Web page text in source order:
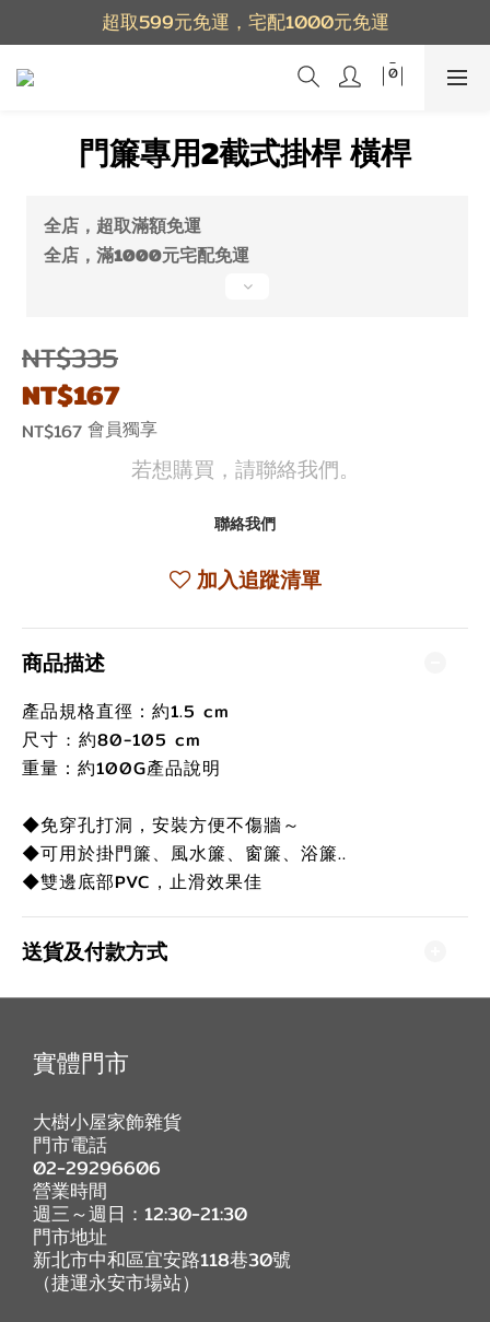
超取599元免運，宅配1000元免運
門簾專用2截式掛桿 橫桿
全店，超取滿額免運
全店，滿1000元宅配免運
NT$335
NT$167
NT$167 會員獨享
若想購買，請聯絡我們。
聯絡我們
加入追蹤清單
商品描述
產品規格直徑：約1.5 cm
尺寸 : 約80-105 cm
重量：約100G產品說明
◆免穿孔打洞，安裝方便不傷牆～
◆可用於掛門簾、風水簾、窗簾、浴簾..
◆雙邊底部PVC，止滑效果佳
送貨及付款方式
實體門市
大樹小屋家飾雜貨
門市電話
02-29296606
營業時間
週三～週日：12:30-21:30
門市地址
新北市中和區宜安路118巷30號
（捷運永安市場站）